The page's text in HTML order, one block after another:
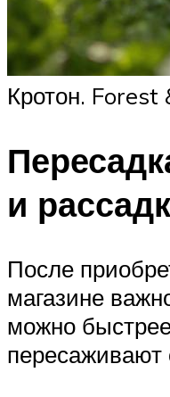
Кротон. Forest
и
После
магазине
можно
пересаживают